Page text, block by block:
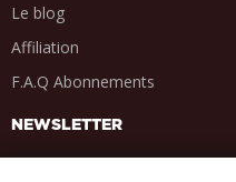
Le blog
Affiliation
F.A.Q Abonnements
NEWSLETTER